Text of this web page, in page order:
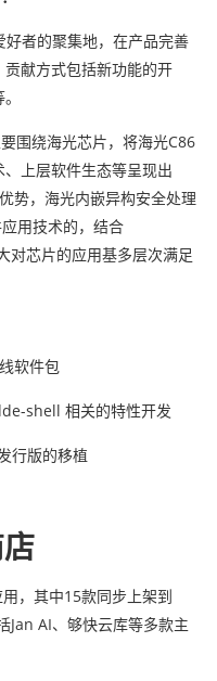
好者的聚集地，在产品完善
献方式包括新功能的开
围绕海光芯片，将海光C86
上层软件生态等呈现出
势，海光内嵌异构安全处理
用技术的，结合
对芯片的应用基多层次满足
软件包
shell 相关的特性开发
行版的移植
，其中15款同步上架到
AI、够快云库等多款主